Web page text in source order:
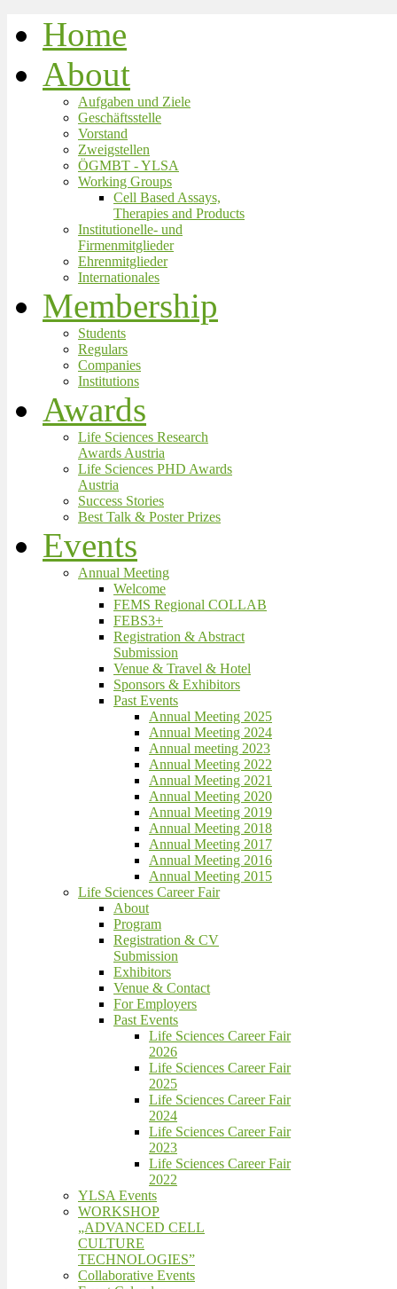
Home
About
Aufgaben und Ziele
Geschäftsstelle
Vorstand
Zweigstellen
ÖGMBT - YLSA
Working Groups
Cell Based Assays,
Therapies and Products
Institutionelle- und
Firmenmitglieder
Ehrenmitglieder
Internationales
Membership
Students
Regulars
Companies
Institutions
Awards
Life Sciences Research
Awards Austria
Life Sciences PHD Awards
Austria
Success Stories
Best Talk & Poster Prizes
Events
Annual Meeting
Welcome
FEMS Regional COLLAB
FEBS3+
Registration & Abstract
Submission
Venue & Travel & Hotel
Sponsors & Exhibitors
Past Events
Annual Meeting 2025
Annual Meeting 2024
Annual meeting 2023
Annual Meeting 2022
Annual Meeting 2021
Annual Meeting 2020
Annual Meeting 2019
Annual Meeting 2018
Annual Meeting 2017
Annual Meeting 2016
Annual Meeting 2015
Life Sciences Career Fair
About
Program
Registration & CV
Submission
Exhibitors
Venue & Contact
For Employers
Past Events
Life Sciences Career Fair
2026
Life Sciences Career Fair
2025
Life Sciences Career Fair
2024
Life Sciences Career Fair
2023
Life Sciences Career Fair
2022
YLSA Events
WORKSHOP
„ADVANCED CELL
CULTURE
TECHNOLOGIES”
Collaborative Events